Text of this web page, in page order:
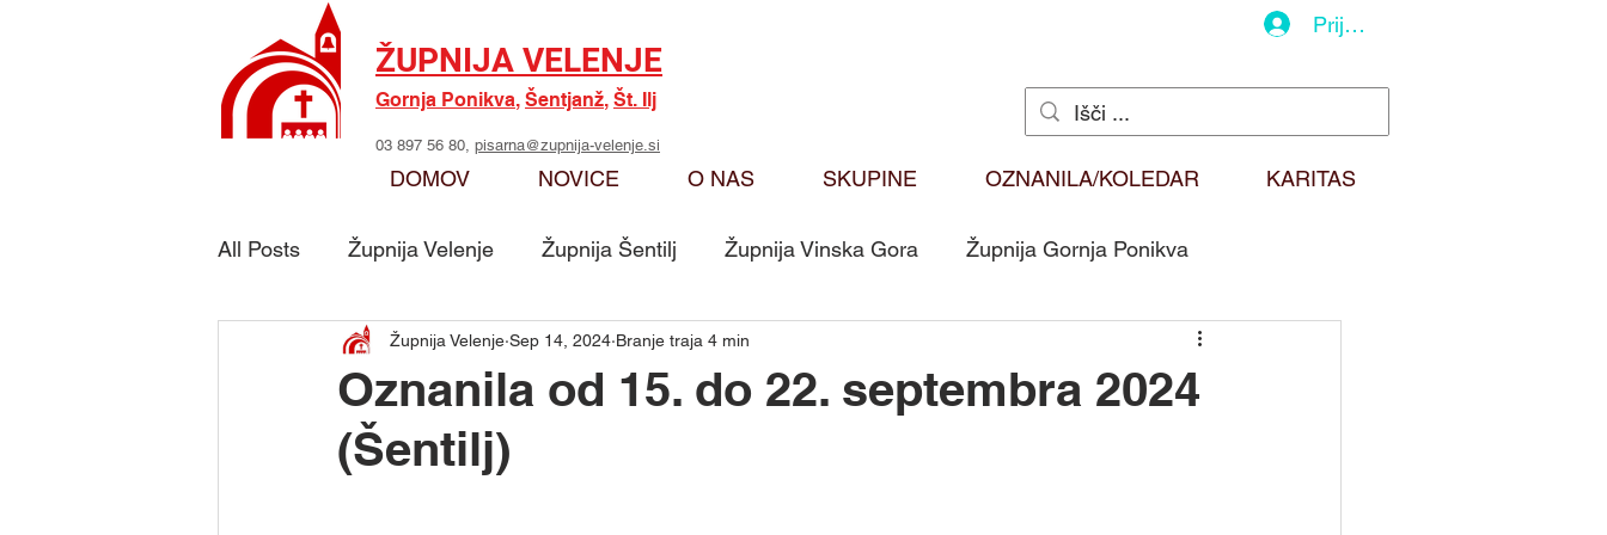
ŽUPNIJA VELENJE
Gornja Ponikva, Šentjanž, Št. Ilj
03 897 56 80, pisarna@zupnija-velenje.si
Prijava
DOMOV NOVICE O NAS SKUPINE OZNANILA/KOLEDAR KARITAS
All Posts Župnija Velenje Župnija Šentilj Župnija Vinska Gora Župnija Gornja Ponikva
Skupina - Možje sv. Jožefa Oznanila Karitas Duhovna misel
Skupina - Marijino delo
Oznanila od 15. do 22. septembra 2024
(Šentilj)
Župnija Velenje Sep 14, 2024 Branje traja 4 min